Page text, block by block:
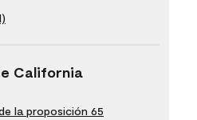
California
la proposición 65